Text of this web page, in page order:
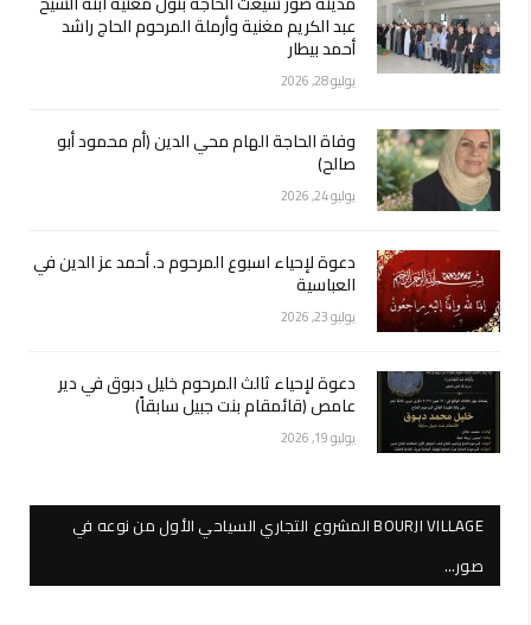
عبد الكريم مغنية وأرملة المرحوم الحاج راشد
أحمد بيطار
يوليو 28, 2026
وفاة الحاجة الهام محي الدين (أم محمود أبو
صالح)
يوليو 24, 2026
دعوة لإحياء اسبوع المرحوم د. أحمد عز الدين في
العباسية
يوليو 23, 2026
دعوة لإحياء ثالث المرحوم خليل دبوق في دير
عامص (قائمقام بنت جبيل سابقاً)
يوليو 19, 2026
BOURJI VILLAGE المشروع التجاري السياحي الأول من نوعه في
صور…